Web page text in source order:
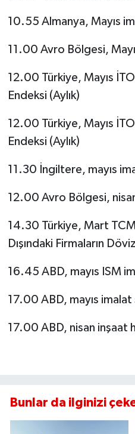
10.55 Almanya, Mayıs
11.00 Avro Bölgesi,
12.00 Türkiye, Mayıs
Endeksi (Aylık)
12.00 Türkiye, Mayıs
Endeksi (Aylık)
11.30 İngiltere, mayıs
12.00 Avro Bölgesi,
14.30 Türkiye, Mart
Dışındaki Firmaların
16.45 ABD, mayıs ISM
17.00 ABD, mayıs imalat
17.00 ABD, nisan inşaat
Bunlar da ilginizi